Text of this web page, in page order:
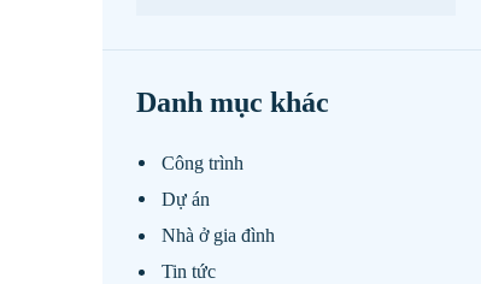
Danh mục khác
Công trình
Dự án
Nhà ở gia đình
Tin tức